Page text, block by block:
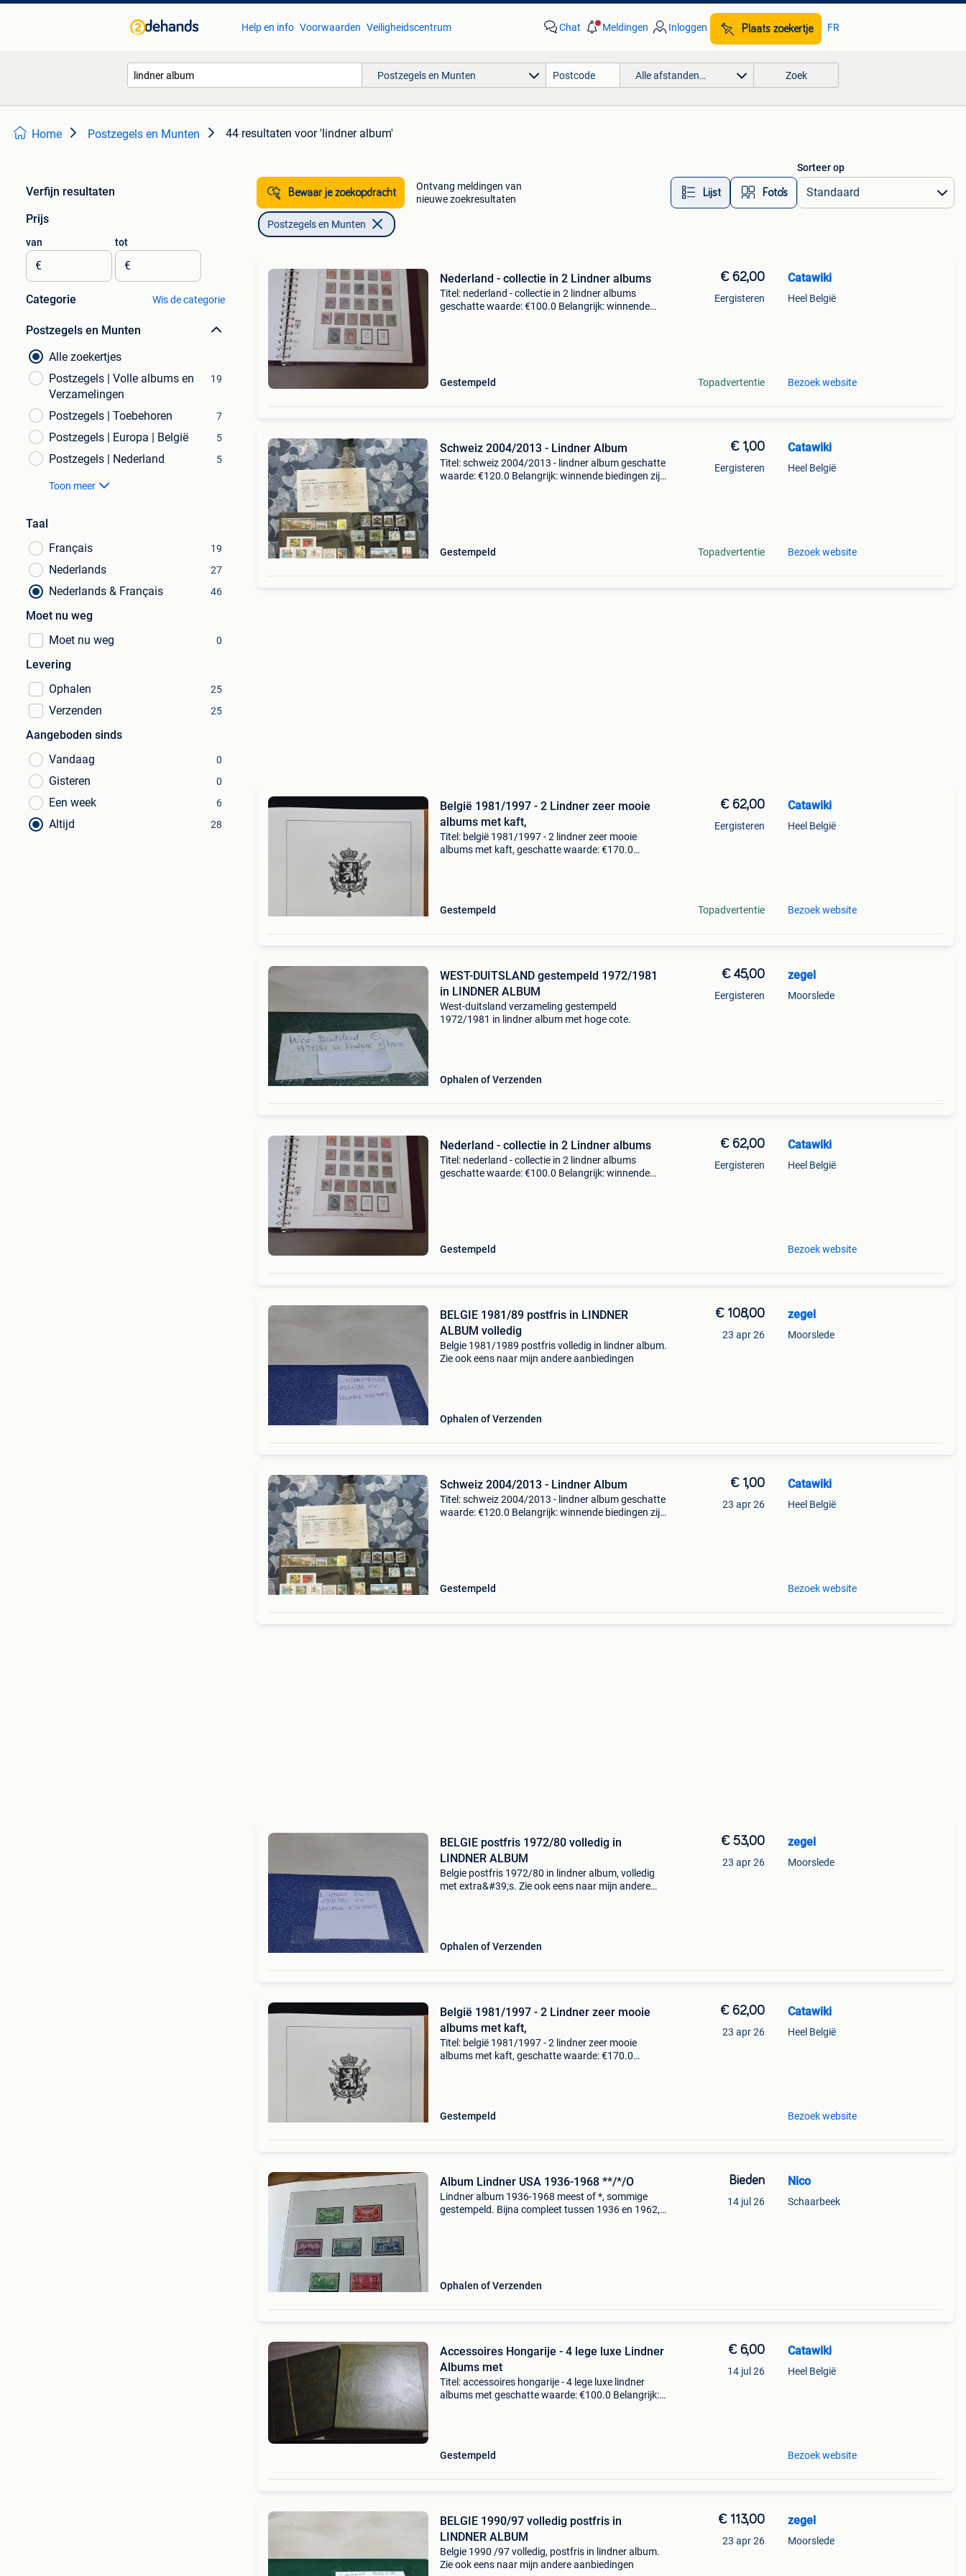
Help en info Voorwaarden Veiligheidscentrum Chat Meldingen Inloggen Plaats zoekertje FR
Postzegels en Munten Alle afstanden… Zoek
Home Postzegels en Munten 44 resultaten voor 'lindner album'
Verfijn resultaten
Prijs
van
€
tot
€
Categorie Wis de categorie
Postzegels en Munten
Alle zoekertjes
Postzegels | Volle albums en
Verzamelingen
19
Postzegels | Toebehoren 7
Postzegels | Europa | België 5
Postzegels | Nederland 5
Toon meer
Taal
Français
19
Nederlands 27
Nederlands & Français 46
Moet nu weg
Moet nu weg
0
Levering
Ophalen
25
Verzenden 25
Aangeboden sinds
Vandaag
0
Gisteren 0
Een week 6
Altijd 28
Bewaar je zoekopdracht
Ontvang meldingen van
nieuwe zoekresultaten
Lijst Foto’s
Sorteer op
Postzegels en Munten
Nederland - collectie in 2 Lindner albums
Titel: nederland - collectie in 2 lindner albums
geschatte waarde: €100.0 Belangrijk: winnende
Gestempeld
€ 62,00
Eergisteren
Topadvertentie
Catawiki
Heel België
Bezoek website
Schweiz 2004/2013 - Lindner Album
Titel: schweiz 2004/2013 - lindner album geschatte
waarde: €120.0 Belangrijk: winnende biedingen zijn
Gestempeld
€ 1,00
Eergisteren
Topadvertentie
Catawiki
Heel België
Bezoek website
België 1981/1997 - 2 Lindner zeer mooie
albums met kaft,
Titel: belgië 1981/1997 - 2 lindner zeer mooie
albums met kaft, geschatte waarde: €170.0
Gestempeld
€ 62,00
Eergisteren
Topadvertentie
Catawiki
Heel België
Bezoek website
WEST-DUITSLAND gestempeld 1972/1981
in LINDNER ALBUM
West-duitsland verzameling gestempeld
1972/1981 in lindner album met hoge cote.
Ophalen of Verzenden
€ 45,00
Eergisteren
zegel
Moorslede
Nederland - collectie in 2 Lindner albums
Titel: nederland - collectie in 2 lindner albums
geschatte waarde: €100.0 Belangrijk: winnende
Gestempeld
€ 62,00
Eergisteren
Catawiki
Heel België
Bezoek website
BELGIE 1981/89 postfris in LINDNER
ALBUM volledig
Belgie 1981/1989 postfris volledig in lindner album.
Zie ook eens naar mijn andere aanbiedingen
Ophalen of Verzenden
€ 108,00
23 apr 26
zegel
Moorslede
Schweiz 2004/2013 - Lindner Album
Titel: schweiz 2004/2013 - lindner album geschatte
waarde: €120.0 Belangrijk: winnende biedingen zijn
Gestempeld
€ 1,00
23 apr 26
Catawiki
Heel België
Bezoek website
BELGIE postfris 1972/80 volledig in
LINDNER ALBUM
Belgie postfris 1972/80 in lindner album, volledig
met extra&#39;s. Zie ook eens naar mijn andere
Ophalen of Verzenden
€ 53,00
23 apr 26
zegel
Moorslede
België 1981/1997 - 2 Lindner zeer mooie
albums met kaft,
Titel: belgië 1981/1997 - 2 lindner zeer mooie
albums met kaft, geschatte waarde: €170.0
Gestempeld
€ 62,00
23 apr 26
Catawiki
Heel België
Bezoek website
Album Lindner USA 1936-1968 **/*/O
Lindner album 1936-1968 meest of *, sommige
gestempeld. Bijna compleet tussen 1936 en 1962,
Ophalen of Verzenden
Bieden
14 jul 26
Nico
Schaarbeek
Accessoires Hongarije - 4 lege luxe Lindner
Albums met
Titel: accessoires hongarije - 4 lege luxe lindner
albums met geschatte waarde: €100.0 Belangrijk:
Gestempeld
€ 6,00
14 jul 26
Catawiki
Heel België
Bezoek website
BELGIE 1990/97 volledig postfris in
LINDNER ALBUM
Belgie 1990 /97 volledig, postfris in lindner album.
Zie ook eens naar mijn andere aanbiedingen
€ 113,00
23 apr 26
zegel
Moorslede